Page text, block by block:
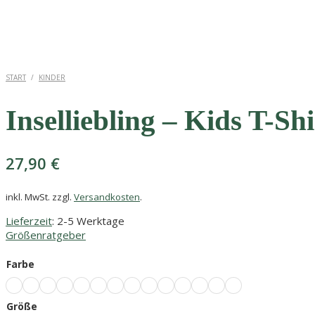
START / KINDER
Inselliebling – Kids T-
27,90 €
inkl. MwSt. zzgl. Versandkosten.
Lieferzeit: 2-5 Werktage
Größenratgeber
Farbe
Größe